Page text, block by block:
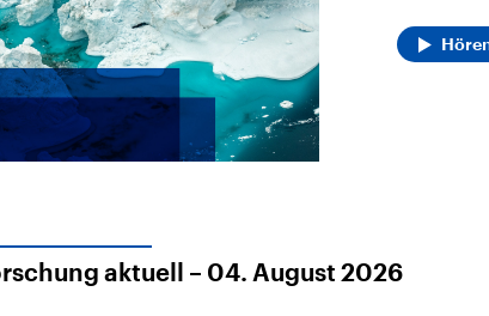
aktuell – 04. August 2026